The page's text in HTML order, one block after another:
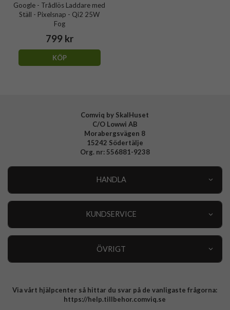
Google - Trådlös Laddare med
Ställ - Pixelsnap - Qi2 25W
Fog
799 kr
KÖP
Comviq by SkalHuset
C/O Lowwi AB
Morabergsvägen 8
15242 Södertälje
Org. nr: 556881-9238
HANDLA
KUNDSERVICE
ÖVRIGT
Integritetspolicy
Via vårt hjälpcenter så hittar du svar på de vanligaste frågorna:
https://help.tillbehor.comviq.se